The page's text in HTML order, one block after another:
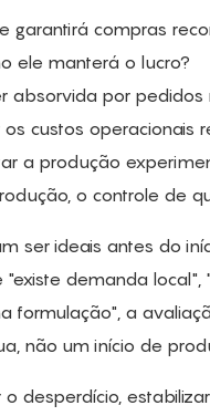
garantirá compras
ele manterá o lucro?
absorvida por pedidos
custos operacionais
a produção
o controle de
ser ideais antes do
demanda
formulação", a
não um início de
desperdício,